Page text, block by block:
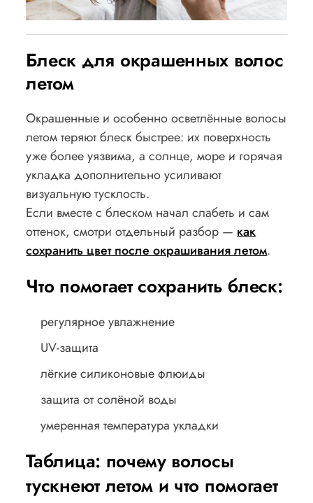
Блеск для окрашенных волос
летом
Окрашенные и особенно осветлённые волосы
летом теряют блеск быстрее: их поверхность
уже более уязвима, а солнце, море и горячая
укладка дополнительно усиливают
визуальную тусклость.
Если вместе с блеском начал слабеть и сам
оттенок, смотри отдельный разбор —как
сохранить цвет после окрашивания летом.
Что помогает сохранить блеск:
регулярное увлажнение
UV-защита
лёгкие силиконовые флюиды
защита от солёной воды
умеренная температура укладки
Таблица: почему волосы
тускнеют летом и что помогает